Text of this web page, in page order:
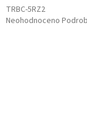
TRBC-5RZ2
Průměrné
Neohodnoceno